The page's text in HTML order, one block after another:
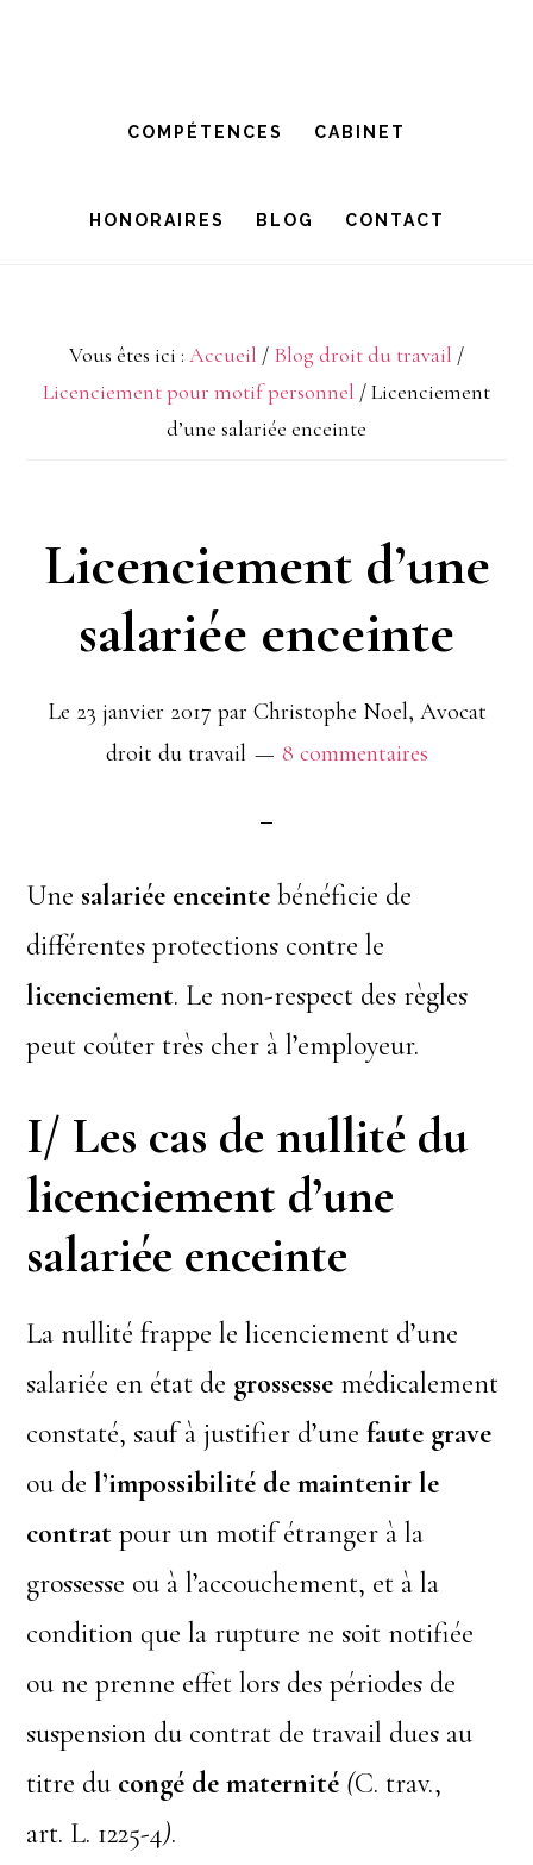
principale
COMPÉTENCES CABINET
HONORAIRES BLOG CONTACT
Vous êtes ici : Accueil / Blog droit du travail /
Licenciement pour motif personnel /Licenciement
d’une salariée enceinte
Licenciement d’une
salariée enceinte
Le 23 janvier 2017 par Christophe Noel, Avocat
droit du travail
8 commentaires
Une salariée enceinte bénéficie de
différentes protections contre le
licenciement. Le non-respect des règles
peut coûter très cher à l’employeur.
I/ Les cas de nullité du
licenciement d’une
salariée enceinte
La nullité frappe le licenciement d’une
salariée en état de grossesse médicalement
constaté, sauf à justifier d’unefaute grave
ou del’impossibilité de maintenir le
contratpour un motif étranger à la
grossesse ou à l’accouchement, et à la
condition que la rupture ne soit notifiée
ou ne prenne effet lors des périodes de
suspension du contrat de travail dues au
titre du congé de maternité (C. trav.,
art. L. 1225-4).